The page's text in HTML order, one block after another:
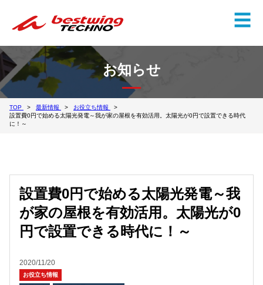
☰
✕
お知らせ
TOP 最新情報
お役立ち情報
設置費0円で始める太陽光発電～我が家の屋根を有効活用。太陽光が0円で設置できる時代
に！～
設置費0円で始める太陽光発電～我
が家の屋根を有効活用。太陽光が0
円で設置できる時代に！～
2020/11/20
お役立ち情報